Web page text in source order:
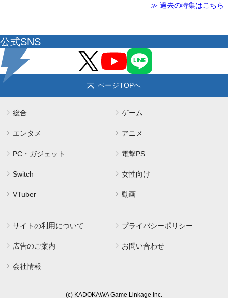
≫ 過去の特集はこちら
公式SNS
ページTOPへ
総合 ゲーム
エンタメ アニメ
PC・ガジェット 電撃PS
Switch 女性向け
VTuber 動画
サイトの利用について プライバシーポリシー
広告のご案内 お問い合わせ
会社情報
(c) KADOKAWA Game Linkage Inc.